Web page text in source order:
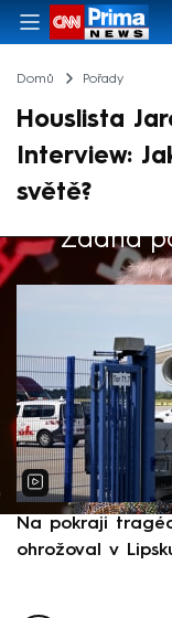
Domů Pořady
Houslista
Interview:
světě?
Žádná
Výběr
Na pokraji
ohrožoval v